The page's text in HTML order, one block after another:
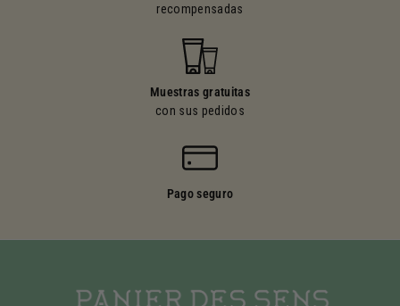
recompensadas
Muestras gratuitas
con sus pedidos
Pago seguro